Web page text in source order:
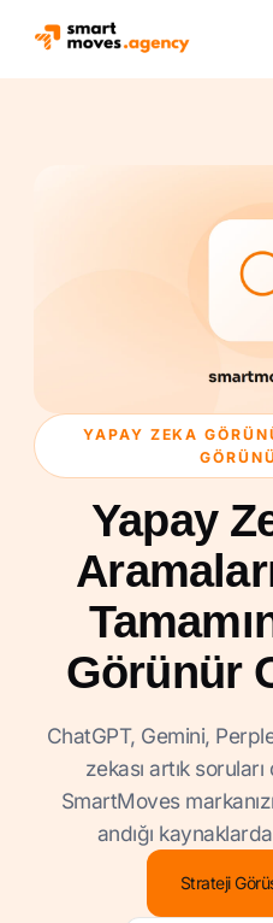
YAPAY ZEKA
Yapay
Görünür
ChatGPT, Gemini,
zekası artık
SmartMoves
andığı
Strateji